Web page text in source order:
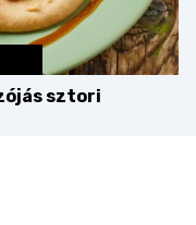
sztori